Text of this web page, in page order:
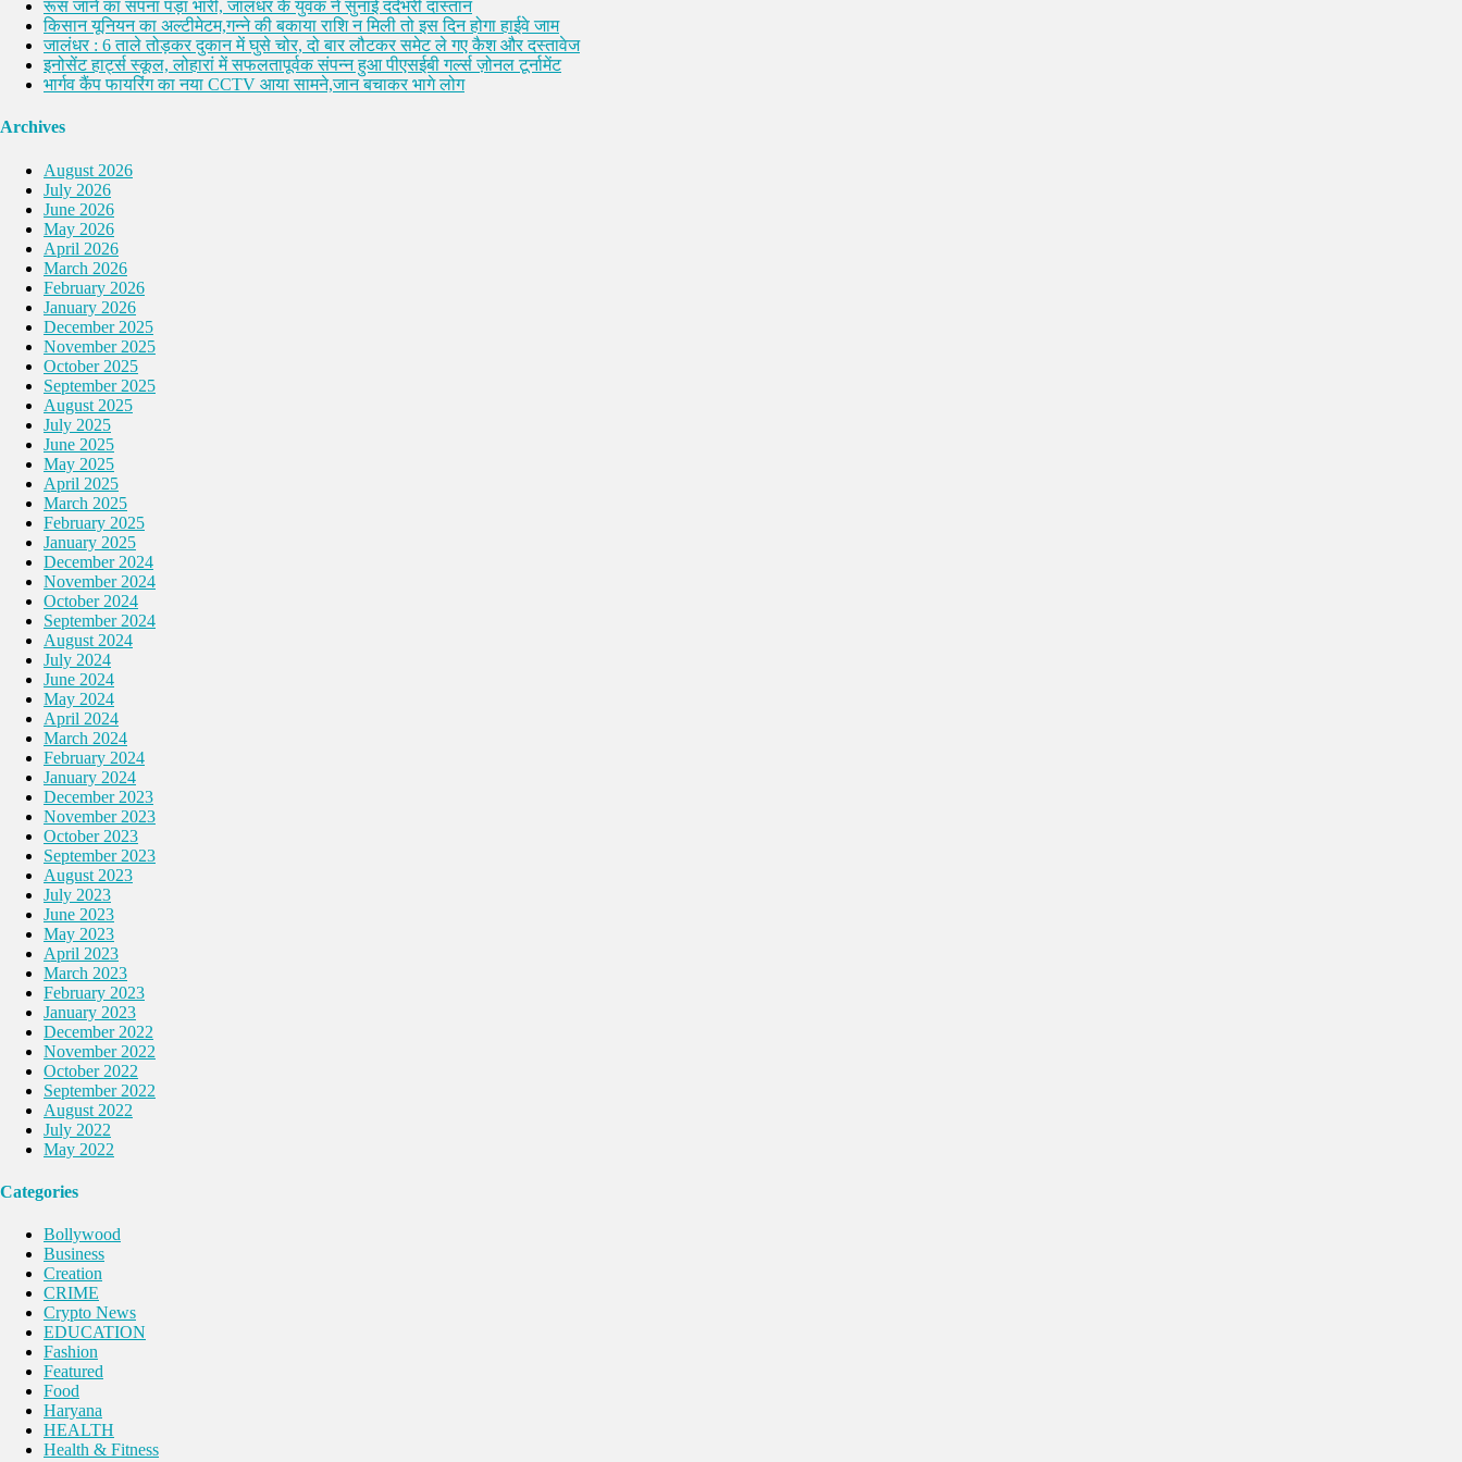
रूस जाने का सपना पड़ा भारी, जालंधर के युवक ने सुनाई दर्दभरी दास्तान
किसान यूनियन का अल्टीमेटम,गन्ने की बकाया राशि न मिली तो इस दिन होगा हाईवे जाम
जालंधर : 6 ताले तोड़कर दुकान में घुसे चोर, दो बार लौटकर समेट ले गए कैश और दस्तावेज
इनोसेंट हार्ट्स स्कूल, लोहारां में सफलतापूर्वक संपन्न हुआ पीएसईबी गर्ल्स ज़ोनल टूर्नामेंट
भार्गव कैंप फायरिंग का नया CCTV आया सामने,जान बचाकर भागे लोग
Archives
August 2026
July 2026
June 2026
May 2026
April 2026
March 2026
February 2026
January 2026
December 2025
November 2025
October 2025
September 2025
August 2025
July 2025
June 2025
May 2025
April 2025
March 2025
February 2025
January 2025
December 2024
November 2024
October 2024
September 2024
August 2024
July 2024
June 2024
May 2024
April 2024
March 2024
February 2024
January 2024
December 2023
November 2023
October 2023
September 2023
August 2023
July 2023
June 2023
May 2023
April 2023
March 2023
February 2023
January 2023
December 2022
November 2022
October 2022
September 2022
August 2022
July 2022
May 2022
Categories
Bollywood
Business
Creation
CRIME
Crypto News
EDUCATION
Fashion
Featured
Food
Haryana
HEALTH
Health & Fitness